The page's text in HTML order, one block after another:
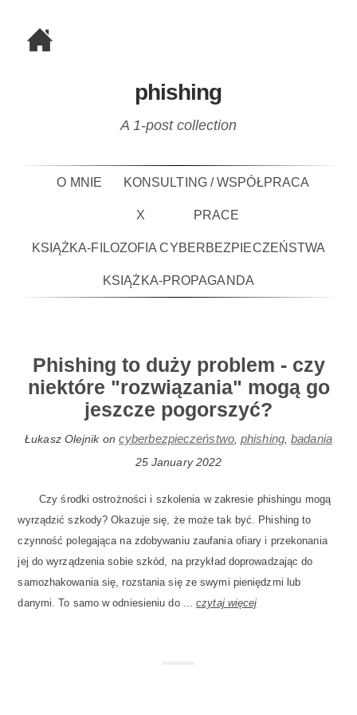
phishing
A 1-post collection
O MNIE KONSULTING / WSPÓŁPRACA
X PRACE
KSIĄŻKA-FILOZOFIA CYBERBEZPIECZEŃSTWA
KSIĄŻKA-PROPAGANDA
Phishing to duży problem - czy
niektóre "rozwiązania" mogą go
jeszcze pogorszyć?
Łukasz Olejnikon cyberbezpieczeństwo,phishing,badania
25 January 2022
Czy środki ostrożności i szkolenia w zakresie phishingu mogą
wyrządzić szkody? Okazuje się, że może tak być. Phishing to
czynność polegająca na zdobywaniu zaufania ofiary i przekonania
jej do wyrządzenia sobie szkód, na przykład doprowadzając do
samozhakowania się, rozstania się ze swymi pieniędzmi lub
danymi. To samo w odniesieniu do ...czytaj więcej